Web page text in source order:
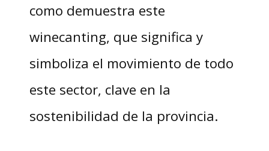
como demuestra este
winecanting, que significa y
simboliza el movimiento de todo
este sector, clave en la
sostenibilidad de la provincia.